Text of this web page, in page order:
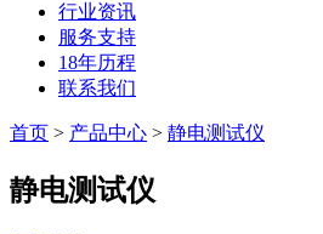
行业资讯
服务支持
18年历程
联系我们
首页 > 产品中心 > 静电测试仪
静电测试仪